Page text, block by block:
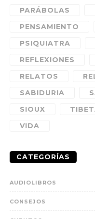
PARÁBOLAS
PENSAMIENTO
PSIQUIATRA
REFLEXIONES
RELATOS
SABIDURIA
SIOUX
VIDA
CATEGORÍAS
AUDIOLIBROS
CONSEJOS